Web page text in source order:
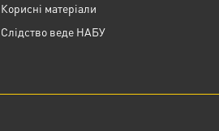
Корисні матеріали
Слідство веде НАБУ